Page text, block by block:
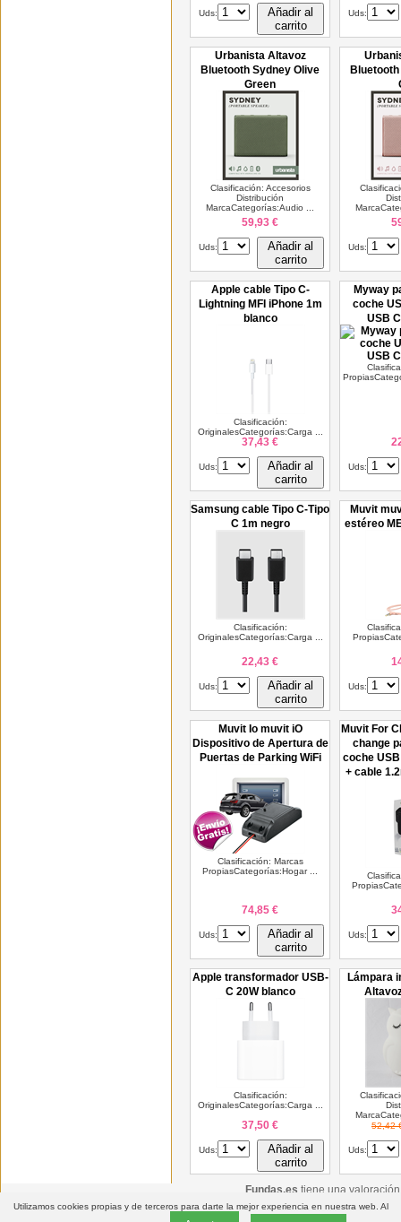
Uds:
Añadir al
carrito
Uds:
Urbanista Altavoz
Bluetooth Sydney Olive
Green
Clasificación: Accesorios
Distribución
MarcaCategorías:Audio ...
59,93 €
Uds:
Añadir al
carrito
Uds:
Apple cable Tipo C-
Lightning MFI iPhone 1m
blanco
Clasificación:
OriginalesCategorías:Carga ...
37,43 €
Uds:
Añadir al
carrito
Myway
coche
USB
Uds:
Samsung cable Tipo C-Tipo
C 1m negro
Clasificación:
OriginalesCategorías:Carga ...
22,43 €
Uds:
Añadir al
carrito
Muvit
estéreo
Uds:
Muvit Io muvit iO
Dispositivo de Apertura de
Puertas de Parking WiFi
Clasificación: Marcas
PropiasCategorías:Hogar ...
74,85 €
Uds:
Añadir al
carrito
Muvit For
change
coche
+ cable
Uds:
Apple transformador USB-
C 20W blanco
Clasificación:
OriginalesCategorías:Carga ...
37,50 €
Uds:
Añadir al
carrito
Lámpara
52,42
Uds:
Fundas.es tiene una
Utilizamos cookies propias y de terceros para darte la mejor experiencia en nuestra web. Al